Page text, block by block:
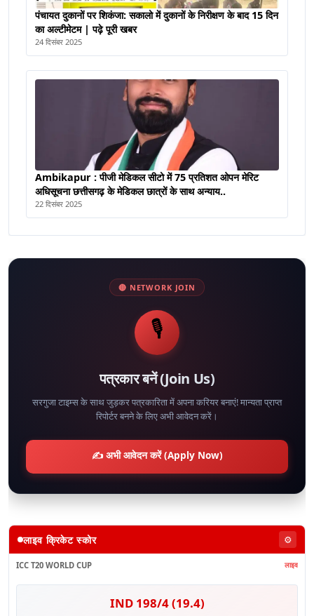
पंचायत दुकानों पर शिकंजा: सकालो में दुकानों के निरीक्षण के बाद 15 दिन
का अल्टीमेटम | पढ़े पूरी खबर
24 दिसंबर 2025
Ambikapur : पीजी मेडिकल सीटो में 75 प्रतिशत ओपन मेरिट
अधिसूचना छत्तीसगढ़ के मेडिकल छात्रों के साथ अन्याय..
22 दिसंबर 2025
🔴 NETWORK JOIN
🎙️
पत्रकार बनें (Join Us)
सरगुजा टाइम्स के साथ जुड़कर पत्रकारिता में अपना करियर बनाएं! मान्यता प्राप्त
रिपोर्टर बनने के लिए अभी आवेदन करें।
✍️ अभी आवेदन करें (Apply Now)
लाइव क्रिकेट स्कोर ⚙️
ICC T20 WORLD CUP लाइव
IND 198/4 (19.4)